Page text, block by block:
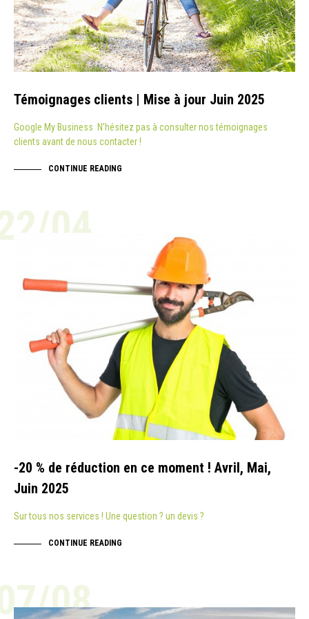
Témoignages clients | Mise à jour Juin 2025
Google My Business N’hésitez pas à consulter nos témoignages
clients avant de nous contacter !
CONTINUE READING
04
-20 % de réduction en ce moment ! Avril, Mai,
Juin 2025
Sur tous nos services ! Une question ? un devis ?
CONTINUE READING
08